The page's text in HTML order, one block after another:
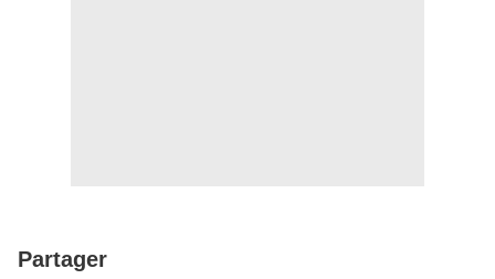
Partager